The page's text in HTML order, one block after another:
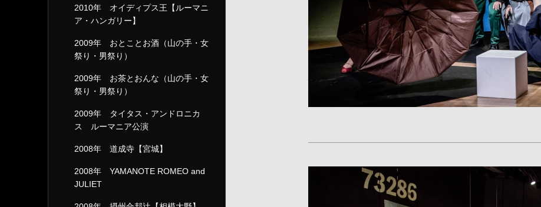
2010年 オイディプス王【ルーマニ
ア・ハンガリー】
2009年 おとことお酒（山の手・女
祭り・男祭り）
2009年 お茶とおんな（山の手・女
祭り・男祭り）
2009年 タイタス・アンドロニカ
ス ルーマニア公演
2008年 道成寺【宮城】
2008年 YAMANOTE ROMEO and
JULIET